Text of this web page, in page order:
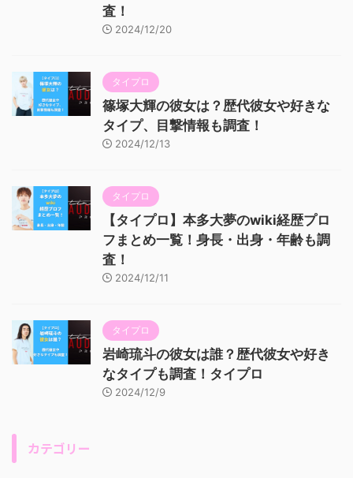
査！
2024/12/20
タイプロ
篠塚大輝の彼女は？歴代彼女や好きな
タイプ、目撃情報も調査！
2024/12/13
タイプロ
【タイプロ】本多大夢のwiki経歴プロ
フまとめ一覧！身長・出身・年齢も調
査！
2024/12/11
タイプロ
岩崎琉斗の彼女は誰？歴代彼女や好き
なタイプも調査！タイプロ
2024/12/9
カテゴリー